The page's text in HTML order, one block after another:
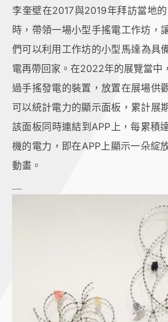
李奎壁在2017與2019年拜訪當地
時，帶領一場小型手搖電工作坊，
們可以利用工作坊的小型馬達為具
電再帶回家。在2022年的展覽當中
過手搖發電的裝置，放置在展場供
可以統計電力的顯示面板，累計展
該面板同時連結到APP上，每累積
機的電力，即在APP上顯示一朵綻
動畫。